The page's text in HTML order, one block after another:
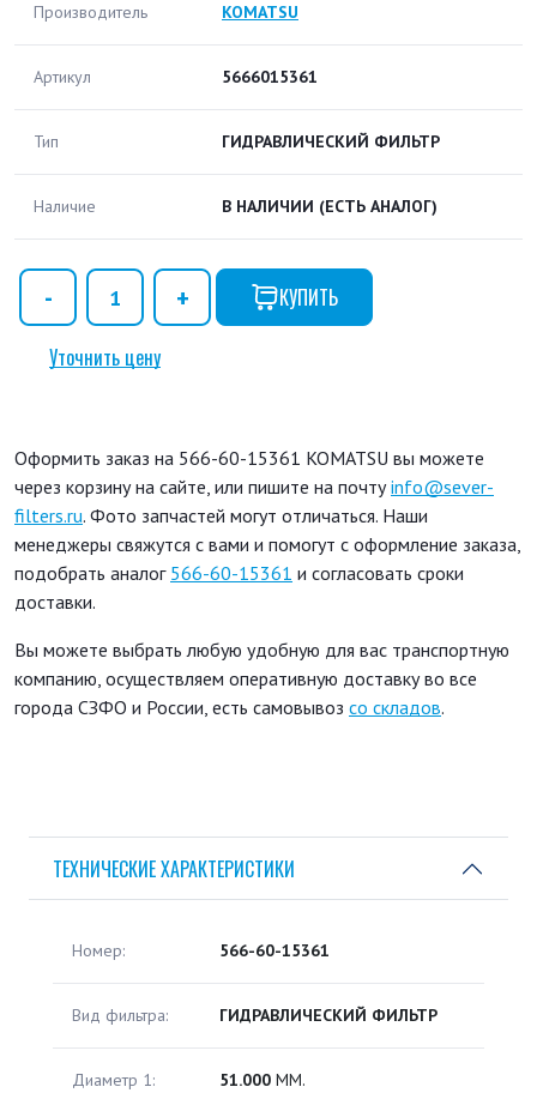
Производитель KOMATSU
Артикул 5666015361
Тип ГИДРАВЛИЧЕСКИЙ ФИЛЬТР
Наличие В НАЛИЧИИ (ЕСТЬ АНАЛОГ)
КУПИТЬ
Уточнить цену
Оформить заказ на 566-60-15361 KOMATSU вы можете
через корзину на сайте, или пишите на почтуinfo@sever-
filters.ru. Фото запчастей могут отличаться. Наши
менеджеры свяжутся с вами и помогут с оформление заказа,
подобрать аналог 566-60-15361 и согласовать сроки
доставки.
Вы можете выбрать любую удобную для вас транспортную
компанию, осуществляем оперативную доставку во все
города СЗФО и России, есть самовывоз со складов.
ТЕХНИЧЕСКИЕ ХАРАКТЕРИСТИКИ
Номер: 566-60-15361
Вид фильтра: ГИДРАВЛИЧЕСКИЙ ФИЛЬТР
Диаметр 1: 51.000 ММ.